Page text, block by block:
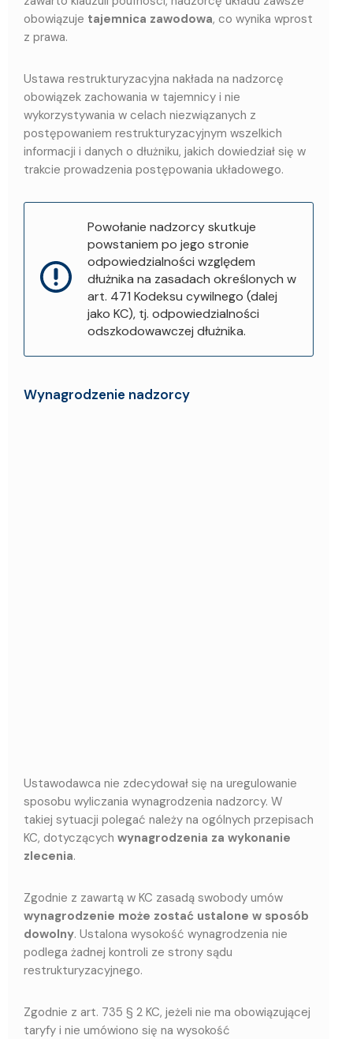
obowiązuje tajemnica zawodowa, co wynika wprost
z prawa.
Ustawa restrukturyzacyjna nakłada na nadzorcę
obowiązek zachowania w tajemnicy i nie
wykorzystywania w celach niezwiązanych z
postępowaniem restrukturyzacyjnym wszelkich
informacji i danych o dłużniku, jakich dowiedział się w
trakcie prowadzenia postępowania układowego.
Powołanie nadzorcy skutkuje
powstaniem po jego stronie
odpowiedzialności względem
dłużnika na zasadach określonych w
art. 471 Kodeksu cywilnego (dalej
jako KC), tj. odpowiedzialności
odszkodowawczej dłużnika.
Wynagrodzenie nadzorcy
Ustawodawca nie zdecydował się na uregulowanie
sposobu wyliczania wynagrodzenia nadzorcy. W
takiej sytuacji polegać należy na ogólnych przepisach
KC, dotyczących wynagrodzenia za wykonanie
zlecenia.
Zgodnie z zawartą w KC zasadą swobody umów
wynagrodzenie może zostać ustalone w sposób
dowolny. Ustalona wysokość wynagrodzenia nie
podlega żadnej kontroli ze strony sądu
restrukturyzacyjnego.
Zgodnie z art. 735 § 2 KC, jeżeli nie ma obowiązującej
taryfy i nie umówiono się na wysokość